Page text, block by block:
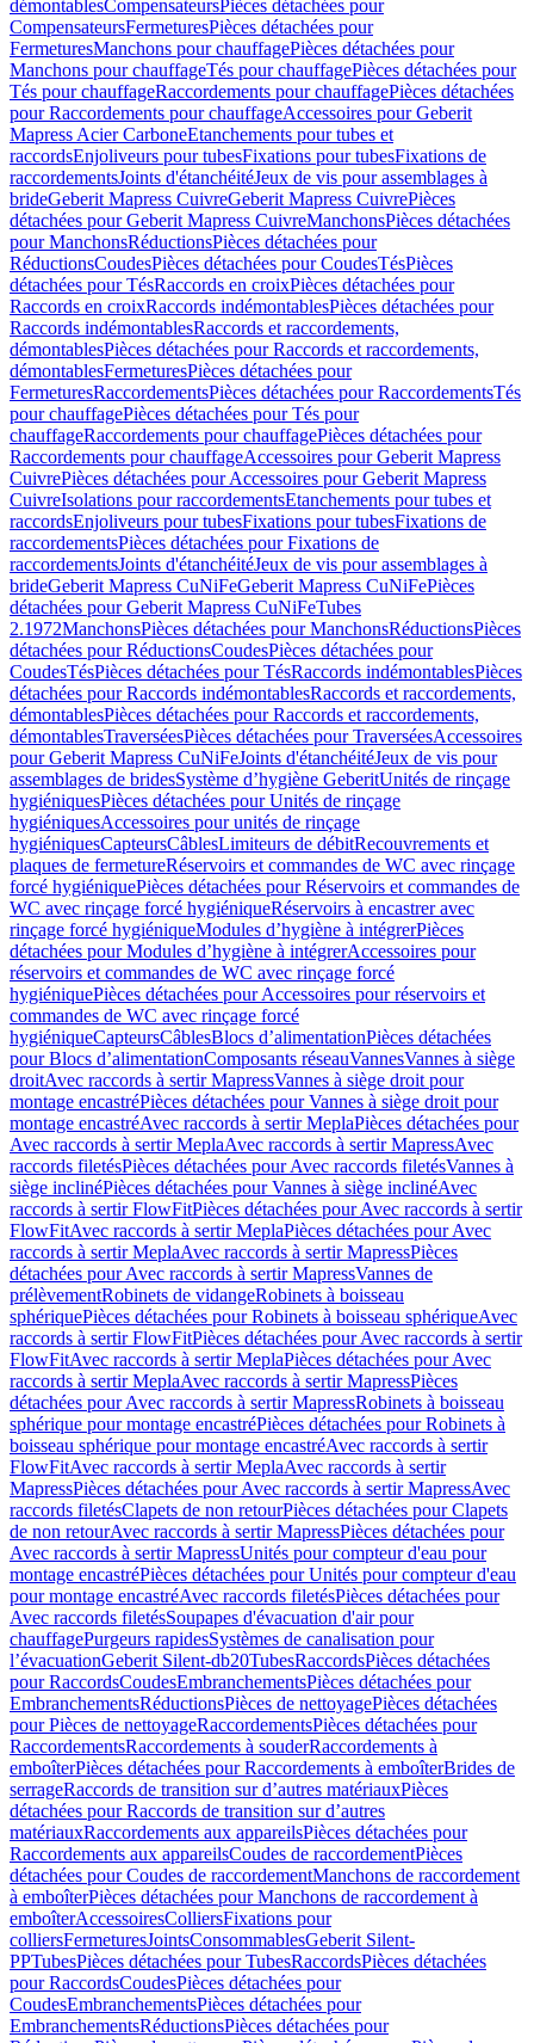
démontablesCompensateursPièces détachées pour
CompensateursFermeturesPièces détachées pour
FermeturesManchons pour chauffagePièces détachées pour
Manchons pour chauffageTés pour chauffagePièces détachées pour
Tés pour chauffageRaccordements pour chauffagePièces détachées
pour Raccordements pour chauffageAccessoires pour Geberit
Mapress Acier CarboneEtanchements pour tubes et
raccordsEnjoliveurs pour tubesFixations pour tubesFixations de
raccordementsJoints d'étanchéitéJeux de vis pour assemblages à
brideGeberit Mapress CuivreGeberit Mapress CuivrePièces
détachées pour Geberit Mapress CuivreManchonsPièces détachées
pour ManchonsRéductionsPièces détachées pour
RéductionsCoudesPièces détachées pour CoudesTésPièces
détachées pour TésRaccords en croixPièces détachées pour
Raccords en croixRaccords indémontablesPièces détachées pour
Raccords indémontablesRaccords et raccordements,
démontablesPièces détachées pour Raccords et raccordements,
démontablesFermeturesPièces détachées pour
FermeturesRaccordementsPièces détachées pour RaccordementsTés
pour chauffagePièces détachées pour Tés pour
chauffageRaccordements pour chauffagePièces détachées pour
Raccordements pour chauffageAccessoires pour Geberit Mapress
CuivrePièces détachées pour Accessoires pour Geberit Mapress
CuivreIsolations pour raccordementsEtanchements pour tubes et
raccordsEnjoliveurs pour tubesFixations pour tubesFixations de
raccordementsPièces détachées pour Fixations de
raccordementsJoints d'étanchéitéJeux de vis pour assemblages à
brideGeberit Mapress CuNiFeGeberit Mapress CuNiFePièces
détachées pour Geberit Mapress CuNiFeTubes
2.1972ManchonsPièces détachées pour ManchonsRéductionsPièces
détachées pour RéductionsCoudesPièces détachées pour
CoudesTésPièces détachées pour TésRaccords indémontablesPièces
détachées pour Raccords indémontablesRaccords et raccordements,
démontablesPièces détachées pour Raccords et raccordements,
démontablesTraverséesPièces détachées pour TraverséesAccessoires
pour Geberit Mapress CuNiFeJoints d'étanchéitéJeux de vis pour
assemblages de bridesSystème d’hygiène GeberitUnités de rinçage
hygiéniquesPièces détachées pour Unités de rinçage
hygiéniquesAccessoires pour unités de rinçage
hygiéniquesCapteursCâblesLimiteurs de débitRecouvrements et
plaques de fermetureRéservoirs et commandes de WC avec rinçage
forcé hygiéniquePièces détachées pour Réservoirs et commandes de
WC avec rinçage forcé hygiéniqueRéservoirs à encastrer avec
rinçage forcé hygiéniqueModules d’hygiène à intégrerPièces
détachées pour Modules d’hygiène à intégrerAccessoires pour
réservoirs et commandes de WC avec rinçage forcé
hygiéniquePièces détachées pour Accessoires pour réservoirs et
commandes de WC avec rinçage forcé
hygiéniqueCapteursCâblesBlocs d’alimentationPièces détachées
pour Blocs d’alimentationComposants réseauVannesVannes à siège
droitAvec raccords à sertir MapressVannes à siège droit pour
montage encastréPièces détachées pour Vannes à siège droit pour
montage encastréAvec raccords à sertir MeplaPièces détachées pour
Avec raccords à sertir MeplaAvec raccords à sertir MapressAvec
raccords filetésPièces détachées pour Avec raccords filetésVannes à
siège inclinéPièces détachées pour Vannes à siège inclinéAvec
raccords à sertir FlowFitPièces détachées pour Avec raccords à sertir
FlowFitAvec raccords à sertir MeplaPièces détachées pour Avec
raccords à sertir MeplaAvec raccords à sertir MapressPièces
détachées pour Avec raccords à sertir MapressVannes de
prélèvementRobinets de vidangeRobinets à boisseau
sphériquePièces détachées pour Robinets à boisseau sphériqueAvec
raccords à sertir FlowFitPièces détachées pour Avec raccords à sertir
FlowFitAvec raccords à sertir MeplaPièces détachées pour Avec
raccords à sertir MeplaAvec raccords à sertir MapressPièces
détachées pour Avec raccords à sertir MapressRobinets à boisseau
sphérique pour montage encastréPièces détachées pour Robinets à
boisseau sphérique pour montage encastréAvec raccords à sertir
FlowFitAvec raccords à sertir MeplaAvec raccords à sertir
MapressPièces détachées pour Avec raccords à sertir MapressAvec
raccords filetésClapets de non retourPièces détachées pour Clapets
de non retourAvec raccords à sertir MapressPièces détachées pour
Avec raccords à sertir MapressUnités pour compteur d'eau pour
montage encastréPièces détachées pour Unités pour compteur d'eau
pour montage encastréAvec raccords filetésPièces détachées pour
Avec raccords filetésSoupapes d'évacuation d'air pour
chauffagePurgeurs rapidesSystèmes de canalisation pour
l’évacuationGeberit Silent-db20TubesRaccordsPièces détachées
pour RaccordsCoudesEmbranchementsPièces détachées pour
EmbranchementsRéductionsPièces de nettoyagePièces détachées
pour Pièces de nettoyageRaccordementsPièces détachées pour
RaccordementsRaccordements à souderRaccordements à
emboîterPièces détachées pour Raccordements à emboîterBrides de
serrageRaccords de transition sur d’autres matériauxPièces
détachées pour Raccords de transition sur d’autres
matériauxRaccordements aux appareilsPièces détachées pour
Raccordements aux appareilsCoudes de raccordementPièces
détachées pour Coudes de raccordementManchons de raccordement
à emboîterPièces détachées pour Manchons de raccordement à
emboîterAccessoiresColliersFixations pour
colliersFermeturesJointsConsommablesGeberit Silent-
PPTubesPièces détachées pour TubesRaccordsPièces détachées
pour RaccordsCoudesPièces détachées pour
CoudesEmbranchementsPièces détachées pour
EmbranchementsRéductionsPièces détachées pour